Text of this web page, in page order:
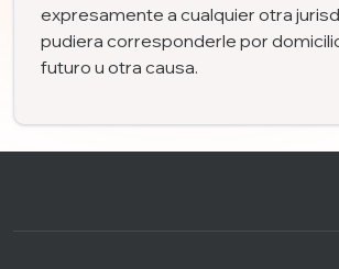
expresamente a cualquier otra
pudiera corresponderle por
futuro u otra causa.